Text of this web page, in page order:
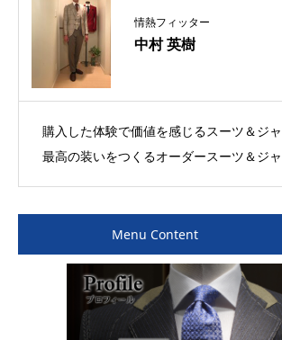
情熱フィッター
中村 英樹
購入した体験で価値を感じるスーツ＆ジ
最高の装いをつくるオーダースーツ＆ジ
Menu Content